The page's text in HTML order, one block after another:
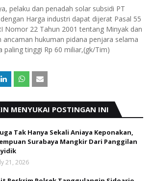
pelaku dan penadah solar subsidi PT
Harga industri dapat dijerat Pasal 55
Nomor 22 Tahun 2001 tentang Minyak dan
ancaman hukuman pidana penjara selama
paling tinggi Rp 60 miliar,(gk/Tim)
MENYUKAI POSTINGAN INI
Tak Hanya Sekali Aniaya Keponakan,
Surabaya Mangkir Dari Panggilan
21, 2026